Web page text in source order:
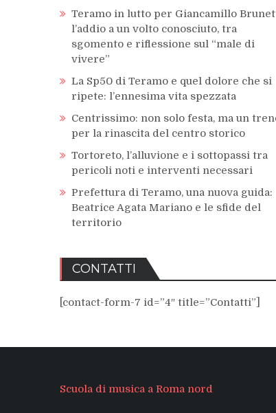
Teramo in lutto per Giancamillo
l’addio a un volto conosciuto, tra
sgomento e riflessione sul “male di
vivere”
La Sp50 di Teramo e quel dolore che si
ripete: l’ennesima vita spezzata
Centrissimo: non solo festa, ma un
per la rinascita del centro storico
Tortoreto, l’alluvione e i sottopassi tra
pericoli noti e interventi necessari
Prefettura di Teramo, una nuova guida:
Beatrice Agata Mariano e le sfide del
territorio
CONTATTI
[contact-form-7 id=”4″ title=”Contatti”]
Scuola di musica a Roma nord